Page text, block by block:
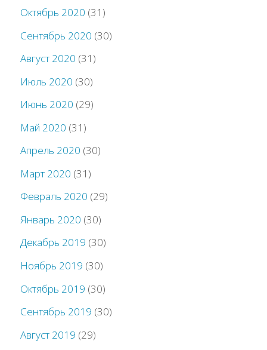
Октябрь 2020 (31)
Сентябрь 2020 (30)
Август 2020 (31)
Июль 2020 (30)
Июнь 2020 (29)
Май 2020 (31)
Апрель 2020 (30)
Март 2020 (31)
Февраль 2020 (29)
Январь 2020 (30)
Декабрь 2019 (30)
Ноябрь 2019 (30)
Октябрь 2019 (30)
Сентябрь 2019 (30)
Август 2019 (29)